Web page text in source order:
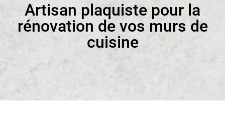
Artisan plaquiste pour la
rénovation de vos murs de
cuisine